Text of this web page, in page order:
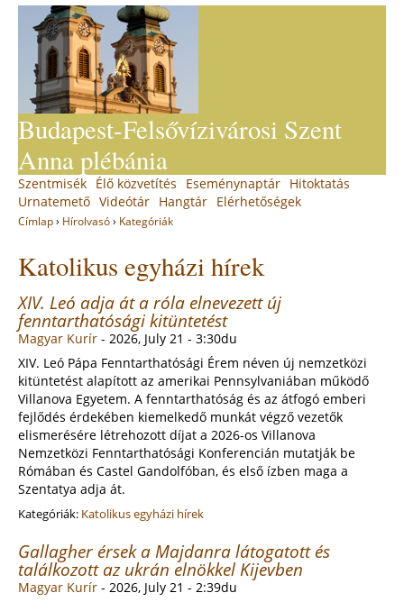
navigation
Budapest-Felsővízivárosi Szent
Anna plébánia
are
Címlap› Hírolvasó› Kategóriák
to
top
Katolikus egyházi hírek
XIV. Leó adja át a róla elnevezett új
fenntarthatósági kitüntetést
Magyar Kurír - 2026, July 21 - 3:30du
XIV. Leó Pápa Fenntarthatósági Érem néven új nemzetközi
kitüntetést alapított az amerikai Pennsylvaniában működő
Villanova Egyetem. A fenntarthatóság és az átfogó emberi
fejlődés érdekében kiemelkedő munkát végző vezetők
elismerésére létrehozott díjat a 2026-os Villanova
Nemzetközi Fenntarthatósági Konferencián mutatják be
Rómában és Castel Gandolfóban, és első ízben maga a
Szentatya adja át.
Kategóriák: Katolikus egyházi hírek
Gallagher érsek a Majdanra látogatott és
találkozott az ukrán elnökkel Kijevben
Magyar Kurír - 2026, July 21 - 2:39du
Back
to
top
Main
menu
Szentmisék Élő közvetítés Eseménynaptár Hitoktatás
Urnatemető Videótár Hangtár Elérhetőségek